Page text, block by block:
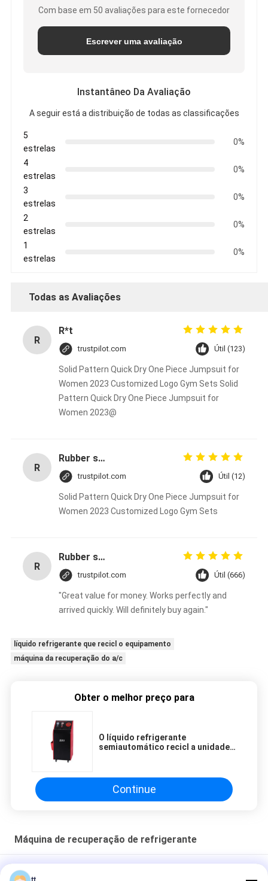
Com base em 50 avaliações para este fornecedor
Escrever uma avaliação
Instantâneo Da Avaliação
A seguir está a distribuição de todas as classificações
5
estrelas
0%
4
estrelas
0%
3
estrelas
0%
2
estrelas
0%
1
estrelas
0%
Todas as Avaliações
R
R*t
trustpilot.com Útil (123)
Solid Pattern Quick Dry One Piece Jumpsuit for
Women 2023 Customized Logo Gym Sets Solid
Pattern Quick Dry One Piece Jumpsuit for
Women 2023@
R
Rubber solid forklift tires For material handling forklift
trustpilot.com Útil (12)
Solid Pattern Quick Dry One Piece Jumpsuit for
Women 2023 Customized Logo Gym Sets
R
Rubber solid forklift tires For material handling forklift
trustpilot.com Útil (666)
"Great value for money. Works perfectly and
arrived quickly. Will definitely buy again."
líquido refrigerante que recicl o equipamento
máquina da recuperação do a/c
Obter o melhor preço para
O líquido refrigerante
semiautomático recicl a unidade
máquina
Continue
Máquina de recuperação de refrigerante
máquina de carregamento de enchimento de freon da